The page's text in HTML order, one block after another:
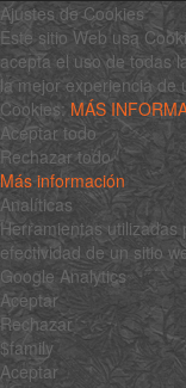
Ajustes de Cookies
Este sitio Web usa
acepta el uso de todas
la mejor experiencia de
Cookies: MÁS
Aceptar todo
Rechazar todo
Más información
Analíticas
Herramientas utilizadas
efectividad de un sitio
Google Analytics
Aceptar
Rechazar
$family
Aceptar